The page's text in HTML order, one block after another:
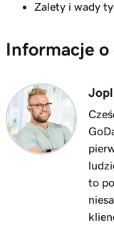
Lekcja 10 (z 11)
Lekcja 11 (z 11)
witryny
Zalety i wady
Informacje o
to